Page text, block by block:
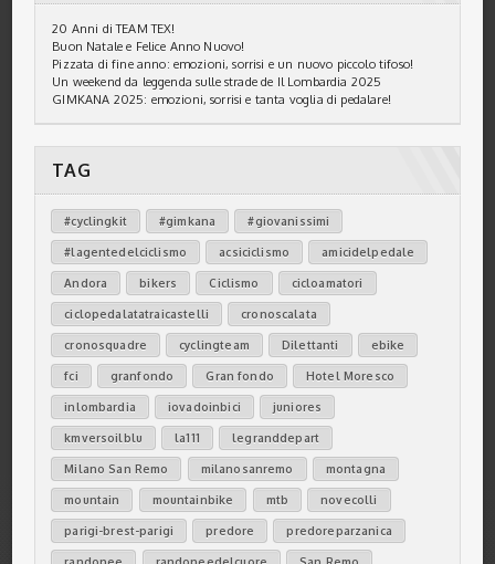
20 Anni di TEAM TEX!
Buon Natale e Felice Anno Nuovo!
Pizzata di fine anno: emozioni, sorrisi e un nuovo piccolo tifoso!
Un weekend da leggenda sulle strade de Il Lombardia 2025
GIMKANA 2025: emozioni, sorrisi e tanta voglia di pedalare!
TAG
#cyclingkit #gimkana #giovanissimi
#lagentedelciclismo acsiciclismo amicidelpedale
Andora bikers Ciclismo cicloamatori
ciclopedalatatraicastelli cronoscalata
cronosquadre cyclingteam Dilettanti ebike
fci granfondo Gran fondo Hotel Moresco
inlombardia iovadoinbici juniores
kmversoilblu la111 legranddepart
Milano San Remo milanosanremo montagna
mountain mountainbike mtb novecolli
parigi-brest-parigi predore predoreparzanica